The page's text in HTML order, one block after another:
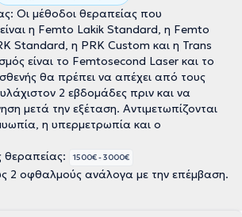
Οι μέθοδοι θεραπείας που
η Femto
Standard, η PRK Custom και η Trans
είναι το Femtosecond Laser και το
θα πρέπει να απέχει από τους
2 εβδομάδες πριν και να
η υπερμετρωπία και ο
θεραπείας:
1500€ - 3000€
2 οφθαλμούς ανάλογα με την επέμβαση.